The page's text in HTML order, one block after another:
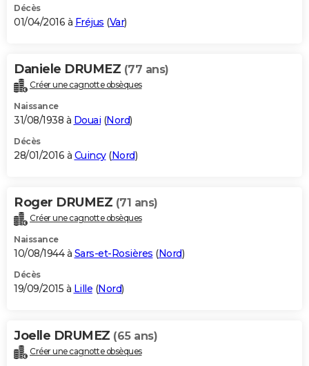
Décès
01/04/2016 à Fréjus (Var)
Daniele DRUMEZ (77 ans)
Créer une cagnotte obsèques
Naissance
31/08/1938 à Douai (Nord)
Décès
28/01/2016 à Cuincy(Nord)
Roger DRUMEZ (71 ans)
Créer une cagnotte obsèques
Naissance
10/08/1944 à Sars-et-Rosières (Nord)
Décès
19/09/2015 à Lille (Nord)
Joelle DRUMEZ (65 ans)
Créer une cagnotte obsèques